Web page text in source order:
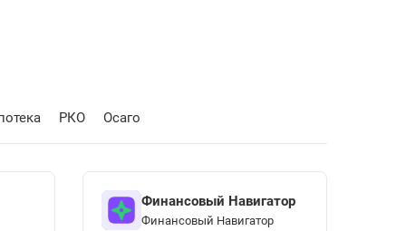
РКО Осаго
Финансовый Навигатор
Финансовый Навигатор